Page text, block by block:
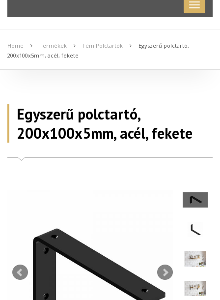
Metal
Dekor
Home Termékek Fém Polctartók
Egyszerű polctartó,
200x100x5mm, acél, fekete
Egyszerű polctartó,
200x100x5mm, acél, fekete